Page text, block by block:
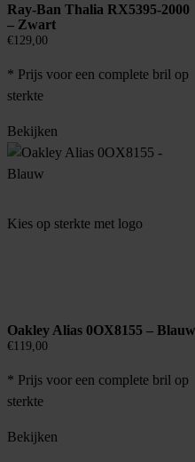
Ray-Ban Thalia RX5395-2000
– Zwart
€129,00
* Prijs voor een complete bril op
sterkte
Bekijken
Kies op sterkte met logo
Oakley Alias 0OX8155 – Blauw
€119,00
* Prijs voor een complete bril op
sterkte
Bekijken